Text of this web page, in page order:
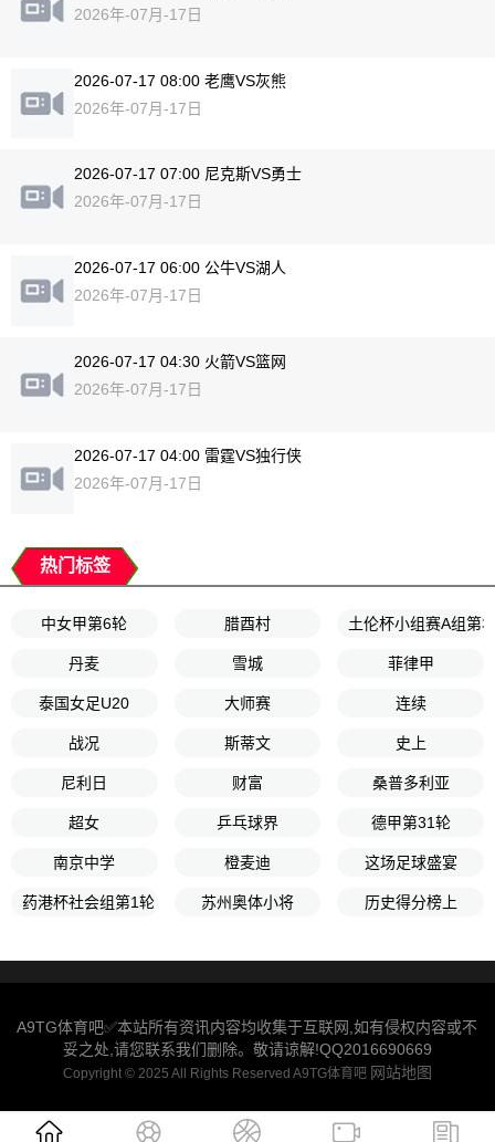
2026年-07月-17日
2026-07-17 08:00 老鹰VS灰熊
2026年-07月-17日
2026-07-17 07:00 尼克斯VS勇士
2026年-07月-17日
2026-07-17 06:00 公牛VS湖人
2026年-07月-17日
2026-07-17 04:30 火箭VS篮网
2026年-07月-17日
2026-07-17 04:00 雷霆VS独行侠
2026年-07月-17日
热门标签
中女甲第6轮 腊酉村 土伦杯小组赛A组第3
丹麦 雪城 菲律甲
泰国女足U20 大师赛 连续
战况 斯蒂文 史上
尼利日 财富 桑普多利亚
超女 乒乓球界 德甲第31轮
南京中学 橙麦迪 这场足球盛宴
药港杯社会组第1轮 苏州奥体小将 历史得分榜上
A9TG体育吧✅本站所有资讯内容均收集于互联网,如有侵权内容或不
妥之处,请您联系我们删除。敬请谅解!QQ2016690669
Copyright © 2025 All Rights Reserved A9TG体育吧 网站地图